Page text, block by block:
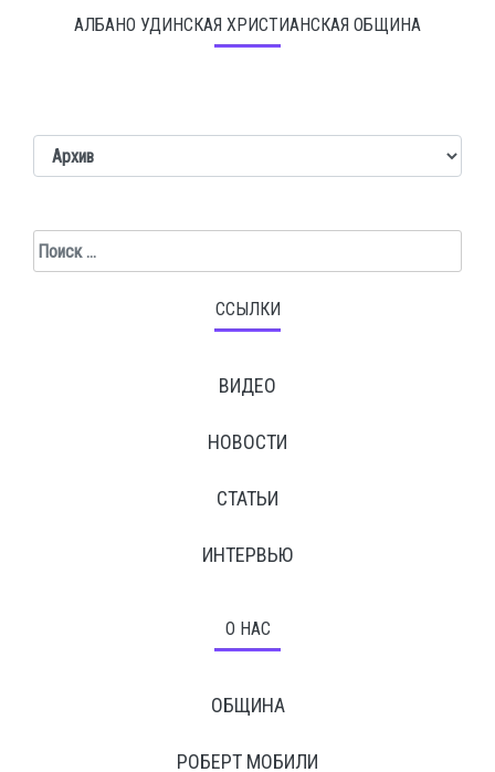
АЛБАНО УДИНСКАЯ ХРИСТИАНСКАЯ ОБЩИНА
ССЫЛКИ
ВИДЕО
НОВОСТИ
СТАТЬИ
ИНТЕРВЬЮ
О НАС
ОБЩИНА
РОБЕРТ МОБИЛИ